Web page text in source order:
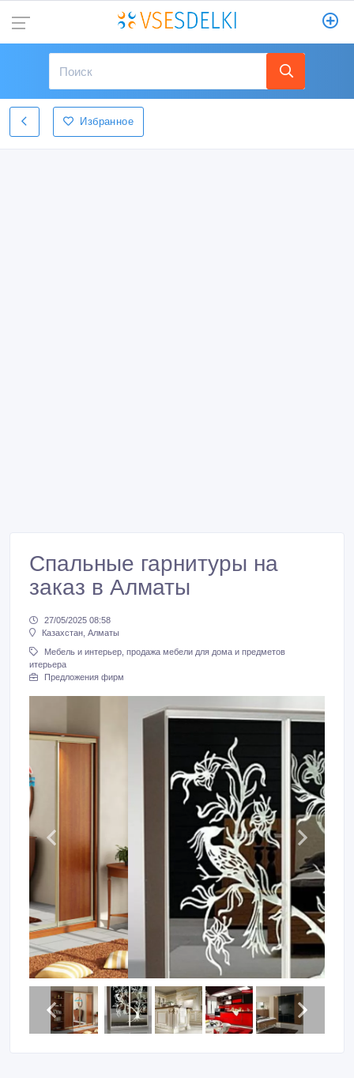
Избранное
Спальные гарнитуры на
заказ в Алматы
27/05/2025 08:58
Казахстан, Алматы
Мебель и интерьер, продажа мебели для дома и предметов
итерьера
Предложения фирм